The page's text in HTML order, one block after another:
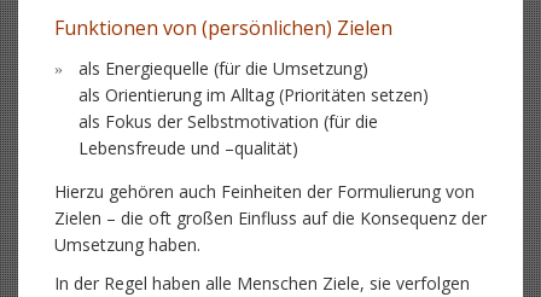
Funktionen von (persönlichen) Zielen
als Energiequelle (für die Umsetzung)
als Orientierung im Alltag (Prioritäten setzen)
als Fokus der Selbstmotivation (für die
Lebensfreude und –qualität)
Hierzu gehören auch Feinheiten der Formulierung von
Zielen – die oft großen Einfluss auf die Konsequenz der
Umsetzung haben.
In der Regel haben alle Menschen Ziele, sie verfolgen